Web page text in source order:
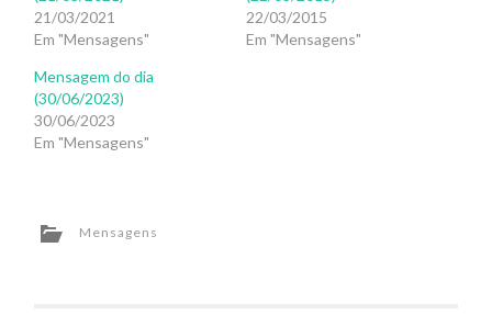
21/03/2021
Em "Mensagens"
22/03/2015
Em "Mensagens"
Mensagem do dia
(30/06/2023)
30/06/2023
Em "Mensagens"
Mensagens